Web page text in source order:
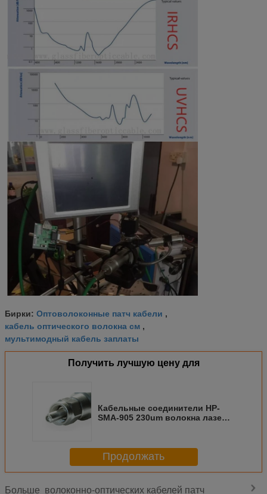
Бирки: Оптоволоконные патч кабели ,
кабель оптического волокна см ,
мультимодный кабель заплаты
Получить лучшую цену для
Кабельные соединители HP-
SMA-905 230um волокна лазера
хирургии лазера 1200um
Продолжать
Больше волоконно-оптических кабелей патч